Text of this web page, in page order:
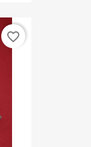
favorite_border